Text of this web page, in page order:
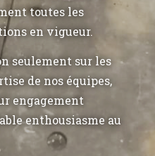
toutes les
en vigueur.
seulement sur les
de nos équipes,
engagement
enthousiasme au